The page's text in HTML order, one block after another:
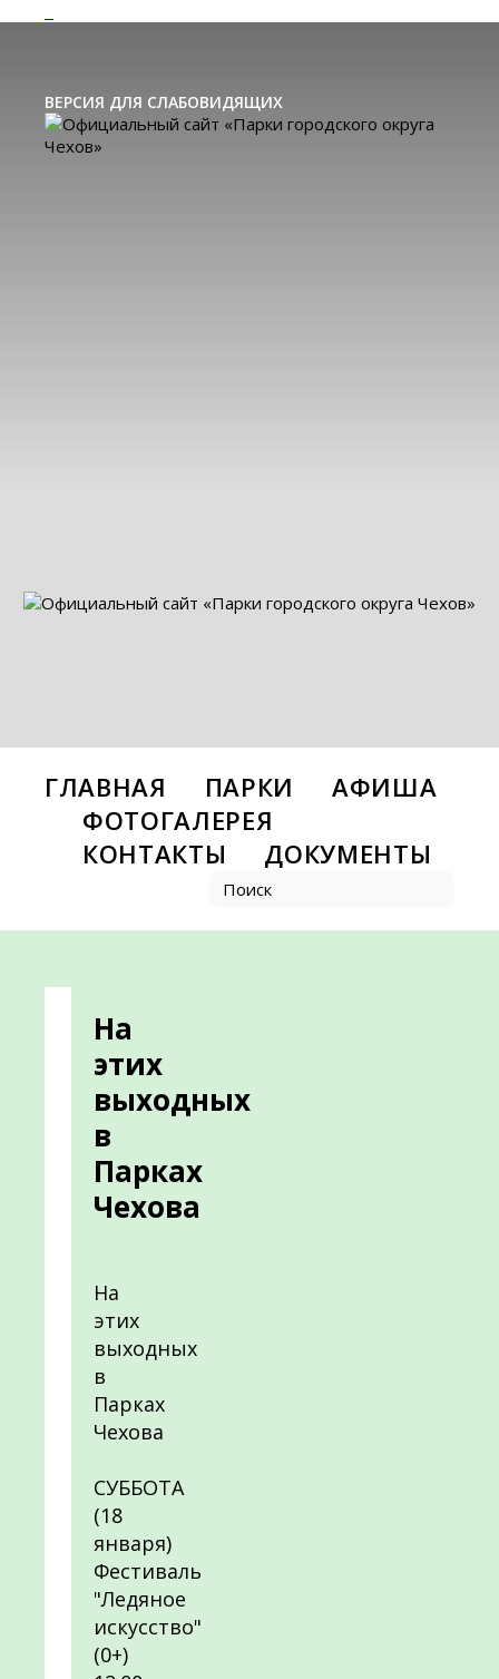
ВЕРСИЯ ДЛЯ СЛАБОВИДЯЩИХ
ГЛАВНАЯ ПАРКИ
АФИША
ФОТОГАЛЕРЕЯ
КОНТАКТЫ
ДОКУМЕНТЫ
На
этих
выходных
в
Парках
Чехова
На
этих
выходных
в
Парках
Чехова
СУББОТА
(18
января)
Фестиваль
"Ледяное
искусство"
(0+)